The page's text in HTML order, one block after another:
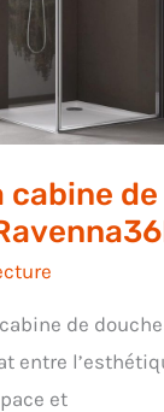
cabine
de
entre
et